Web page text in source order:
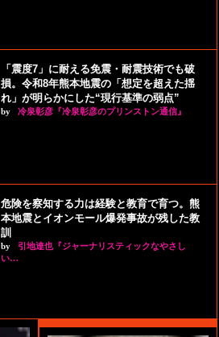
「震度7」に耐える免震・耐震技術でも破
損。令和8年熊本地震の「想定を超えた揺
れ」が明らかにした“現行基準の弱点”
by 冷泉彰彦『冷泉彰彦のプリンストン通信』
危険を察知する力は経験と教育で育つ。熊
本地震とイオンモール爆発事故が残した教
訓
by
引地達也『ジャーナリスティックなやさし
い…